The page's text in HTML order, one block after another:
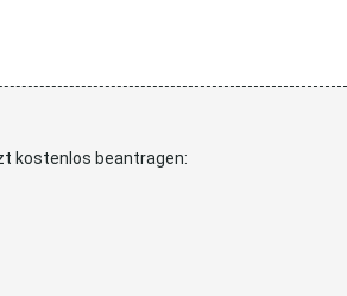
kostenlos beantragen: